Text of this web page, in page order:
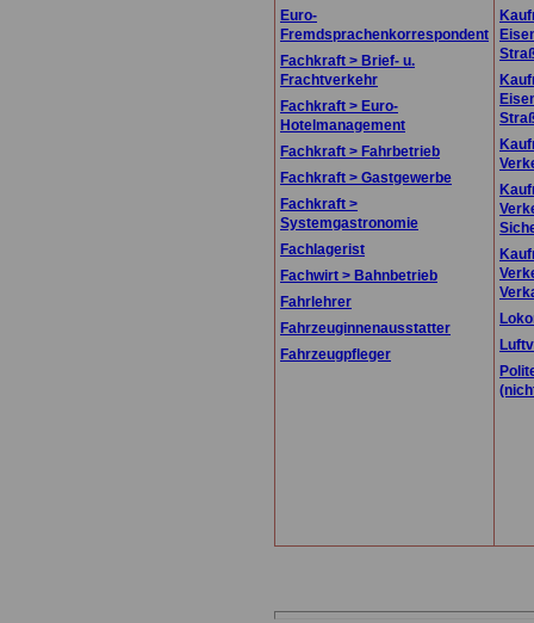
Euro-
Fremdsprachenkorrespondent
Fachkraft > Brief- u.
Frachtverkehr
Fachkraft > Euro-
Hotelmanagement
Fachkraft > Fahrbetrieb
Fachkraft > Gastgewerbe
Fachkraft >
Systemgastronomie
Fachlagerist
Fachwirt > Bahnbetrieb
Fahrlehrer
Fahrzeuginnenausstatter
Fahrzeugpfleger